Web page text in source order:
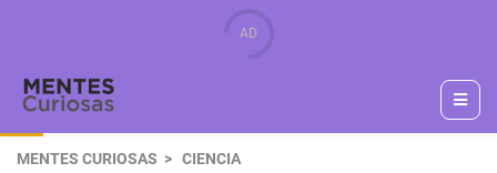
MENTES CURIOSAS CIENCIA